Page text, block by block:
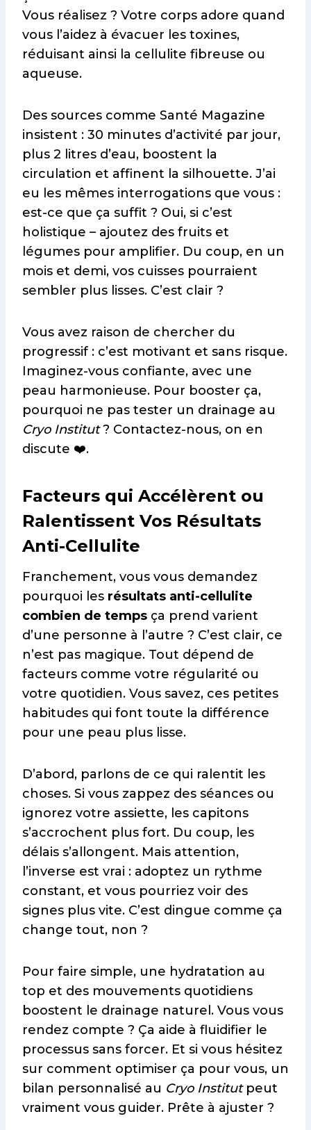
Vous réalisez ? Votre corps adore quand
vous l’aidez à évacuer les toxines,
réduisant ainsi la cellulite fibreuse ou
aqueuse.
Des sources comme Santé Magazine
insistent : 30 minutes d’activité par jour,
plus 2 litres d’eau, boostent la
circulation et affinent la silhouette. J’ai
eu les mêmes interrogations que vous :
est-ce que ça suffit ? Oui, si c’est
holistique – ajoutez des fruits et
légumes pour amplifier. Du coup, en un
mois et demi, vos cuisses pourraient
sembler plus lisses. C’est clair ?
Vous avez raison de chercher du
progressif : c’est motivant et sans risque.
Imaginez-vous confiante, avec une
peau harmonieuse. Pour booster ça,
pourquoi ne pas tester un drainage au
Cryo Institut? Contactez-nous, on en
discute ❤️.
Facteurs qui Accélèrent ou
Ralentissent Vos Résultats
Anti-Cellulite
Franchement, vous vous demandez
pourquoi les résultats anti-cellulite
combien de temps ça prend varient
d’une personne à l’autre ? C’est clair, ce
n’est pas magique. Tout dépend de
facteurs comme votre régularité ou
votre quotidien. Vous savez, ces petites
habitudes qui font toute la différence
pour une peau plus lisse.
D’abord, parlons de ce qui ralentit les
choses. Si vous zappez des séances ou
ignorez votre assiette, les capitons
s’accrochent plus fort. Du coup, les
délais s’allongent. Mais attention,
l’inverse est vrai : adoptez un rythme
constant, et vous pourriez voir des
signes plus vite. C’est dingue comme ça
change tout, non ?
Pour faire simple, une hydratation au
top et des mouvements quotidiens
boostent le drainage naturel. Vous vous
rendez compte ? Ça aide à fluidifier le
processus sans forcer. Et si vous hésitez
sur comment optimiser ça pour vous, un
bilan personnalisé au Cryo Institutpeut
vraiment vous guider. Prête à ajuster ?